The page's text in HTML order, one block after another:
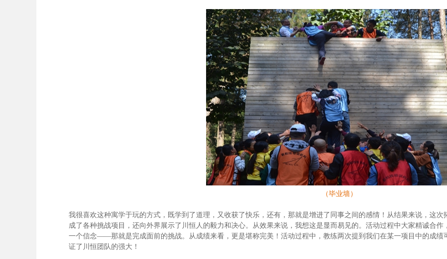
（毕业墙）
我很喜欢这种寓学于玩的方式，既学到了道理，又收获了快乐，还有，那就是增进了同事之间的感情！从结果来说，这
成了各种挑战项目，还向外界展示了川恒人的毅力和决心。从效果来说，我想这是显而易见的。活动过程中大家精诚合
一个信念——那就是完成面前的挑战。从成绩来看，更是堪称完美！活动过程中，教练两次提到我们在某一项目中的成绩
证了川恒团队的强大！